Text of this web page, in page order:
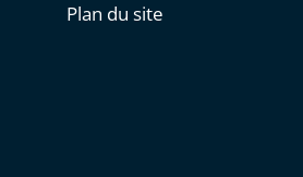
Plan du site